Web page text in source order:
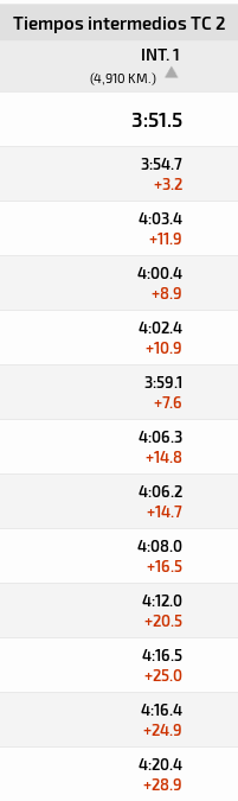
Tiempos intermedios TC 2
INT. 1
(4,910 KM.)
3:51.5
3:54.7
+3.2
4:03.4
+11.9
4:00.4
+8.9
4:02.4
+10.9
3:59.1
+7.6
4:06.3
+14.8
4:06.2
+14.7
4:08.0
+16.5
4:12.0
+20.5
4:16.5
+25.0
4:16.4
+24.9
4:20.4
+28.9